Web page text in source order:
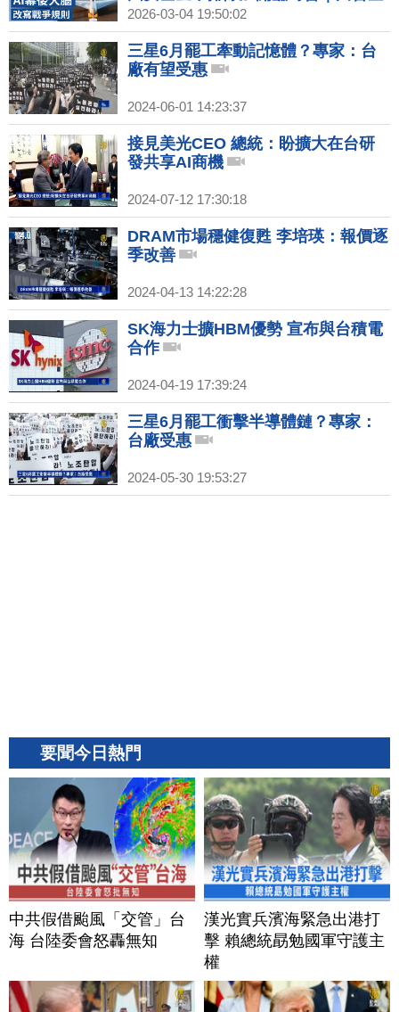
襲伊朗借助AI 演算法致勝重塑戰爭格
局？｜印石油庫存將見底 川普擬派美
軍護荷莫茲海峽油輪｜打伊朗投擲2
千枚炸彈 白宮召見國防產業高層
2026-03-04 19:50:02
三星6月罷工牽動記憶體？專家：台
廠有望受惠
2024-06-01 14:23:37
接見美光CEO 總統：盼擴大在台研
發共享AI商機
2024-07-12 17:30:18
DRAM市場穩健復甦 李培瑛：報價逐
季改善
2024-04-13 14:22:28
SK海力士擴HBM優勢 宣布與台積電
合作
2024-04-19 17:39:24
三星6月罷工衝擊半導體鏈？專家：
台廠受惠
2024-05-30 19:53:27
要聞今日熱門
中共假借颱風「交管」台
海 台陸委會怒轟無知
漢光實兵濱海緊急出港打
擊 賴總統勗勉國軍守護主
權